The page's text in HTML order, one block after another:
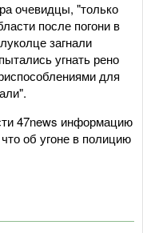
очевидцы, "только
после погони в
загнали
угнать рено
для
47news информацию
об угоне в полицию